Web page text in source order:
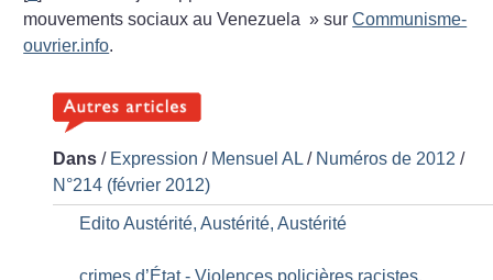
mouvements sociaux au Venezuela » surCommunisme-
ouvrier.info.
Dans / Expression / Mensuel AL / Numéros de 2012 /
N°214 (février 2012)
Edito Austérité, Austérité, Austérité
crimes d’État - Violences policières racistes,